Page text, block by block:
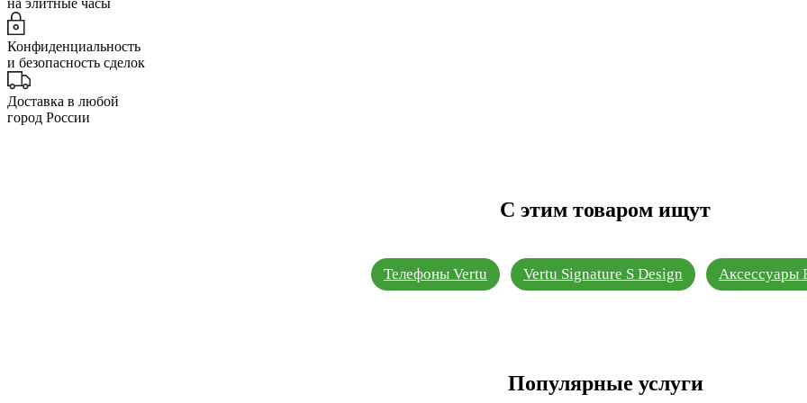
Конфиденциальность
и безопасность сделок
Доставка в любой
город России
С этим товаром ищут
Телефоны Vertu Vertu Signature S Design Аксессуары
Популярные услуги